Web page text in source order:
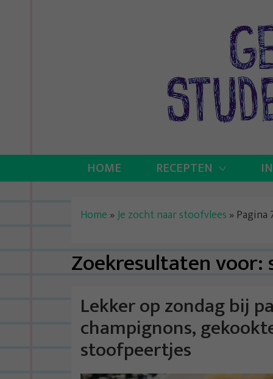
HOME RECEPTEN
Home »Je zocht naar stoofvlees » Pagina
Zoekresultaten voor:
Lekker op zondag bij
champignons,
stoofpeertjes